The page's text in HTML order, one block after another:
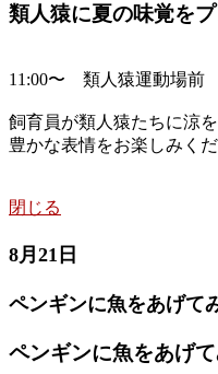
類人猿に夏の味覚を
11:00〜 類人猿運動場前
飼育員が類人猿たちに涼
豊かな表情をお楽しみくだ
閉じる
8月21日
ペンギンに魚をあげて
ペンギンに魚をあげて